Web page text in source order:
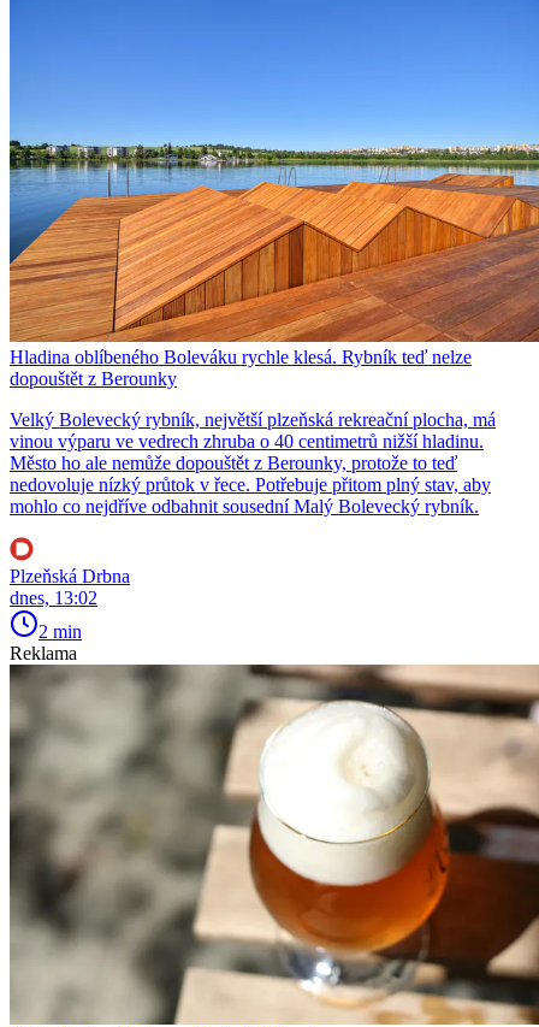
Hladina oblíbeného Boleváku rychle klesá. Rybník teď nelze
dopouštět z Berounky
Velký Bolevecký rybník, největší plzeňská rekreační plocha, má
vinou výparu ve vedrech zhruba o 40 centimetrů nižší hladinu.
Město ho ale nemůže dopouštět z Berounky, protože to teď
nedovoluje nízký průtok v řece. Potřebuje přitom plný stav, aby
mohlo co nejdříve odbahnit sousední Malý Bolevecký rybník.
Plzeňská Drbna
dnes, 13:02
2 min
Reklama